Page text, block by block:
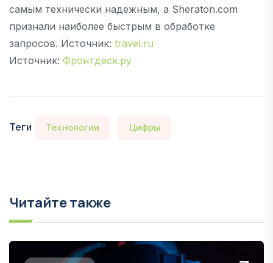
самым технически надежным, а Sheraton.com
признали наиболее быстрым в обработке
запросов. Источник: travel.ru
Источник: Фронтдеск.ру
Теги Технологии Цифры
Читайте также